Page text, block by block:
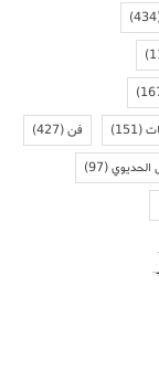
(151) فن(427)
الحديوي(97)